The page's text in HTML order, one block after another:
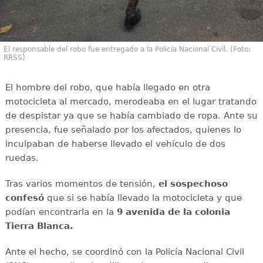
El responsable del robo fue entregado a la Policía Nacional Civil. (Foto:
RRSS)
El hombre del robo, que había llegado en otra
motocicleta al mercado, merodeaba en el lugar tratando
de despistar ya que se había cambiado de ropa. Ante su
presencia, fue señalado por los afectados, quienes lo
inculpaban de haberse llevado el vehículo de dos
ruedas.
Tras varios momentos de tensión, el sospechoso
confesóque si se había llevado la motocicleta y que
podían encontrarla en la 9 avenida de la colonia
Tierra Blanca.
Ante el hecho, se coordinó con la Policía Nacional Civil